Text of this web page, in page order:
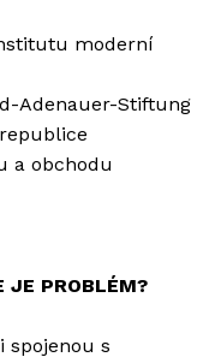
moderní
Adenauer-Stiftung
a obchodu
JE PROBLÉM?
spojenou s